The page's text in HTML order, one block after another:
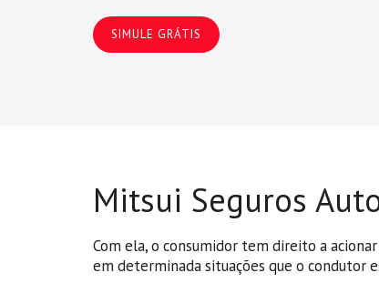
SIMULE GRÁTIS
Mitsui Seguros
Com ela, o consumidor tem direito a
em determinada situações que o condutor